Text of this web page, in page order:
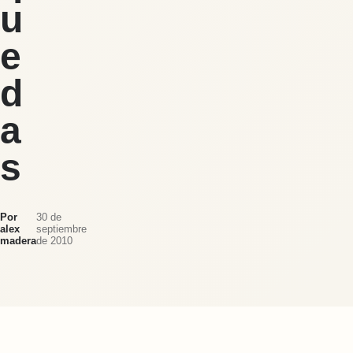
u
e
d
a
s
Por
alex
madera
30 de
septiembre
de 2010